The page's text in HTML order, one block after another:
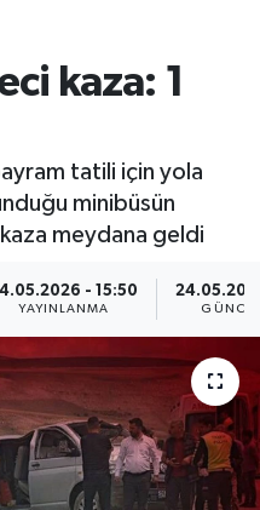
kaza: 1
tatili için yola
minibüsün
meydana geldi
- 15:50
YAYINLANMA
ve Fikstür